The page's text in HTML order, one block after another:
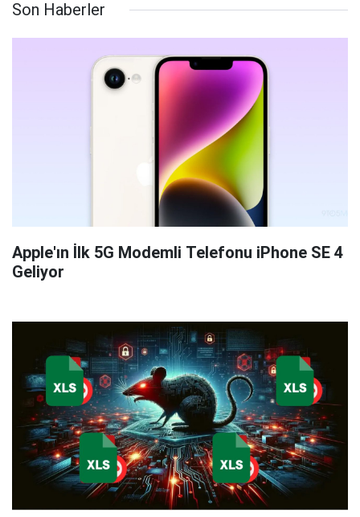
Son Haberler
Apple'ın İlk 5G Modemli Telefonu iPhone SE 4
Geliyor